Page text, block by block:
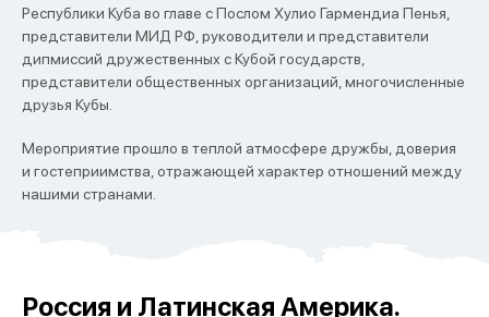
Республики Куба во главе с Послом Хулио Гармендиа Пенья,
представители МИД РФ, руководители и представители
дипмиссий дружественных с Кубой государств,
представители общественных организаций, многочисленные
друзья Кубы.
Мероприятие прошло в теплой атмосфере дружбы, доверия
и гостеприимства, отражающей характер отношений между
нашими странами.
Россия и Латинская Америка.